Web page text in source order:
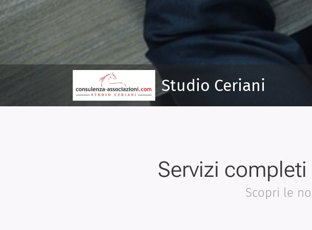
Studio Ceriani
Servizi
Scopri le